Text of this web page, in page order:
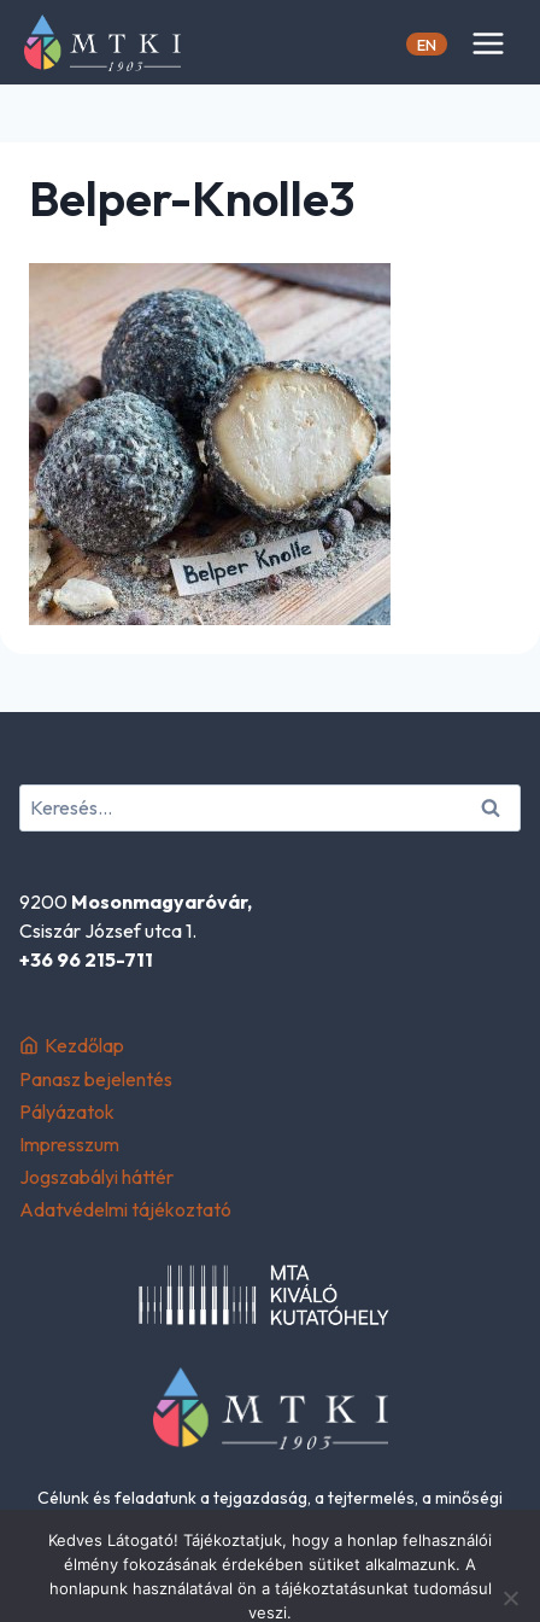
content
EN
Belper-Knolle3
Keresés:
9200 Mosonmagyaróvár,
Csiszár József utca 1.
+36 96 215-711
Kezdőlap
Panasz bejelentés
Pályázatok
Impresszum
Jogszabályi háttér
Adatvédelmi tájékoztató
Célunk és feladatunk a tejgazdaság, a tejtermelés, a minőségi
Kedves Látogató! Tájékoztatjuk, hogy a honlap felhasználói
élmény fokozásának érdekében sütiket alkalmazunk. A
honlapunk használatával ön a tájékoztatásunkat tudomásul
veszi.